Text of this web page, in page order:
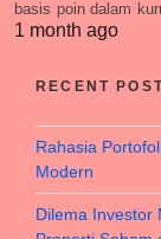
basis poin dalam
1 month ago
RECENT
Rahasia
Modern
Dilema Investor